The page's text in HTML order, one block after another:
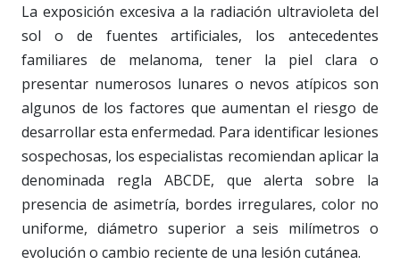
La exposición excesiva a la radiación ultravioleta del
sol o de fuentes artificiales, los antecedentes
familiares de melanoma, tener la piel clara o
presentar numerosos lunares o nevos atípicos son
algunos de los factores que aumentan el riesgo de
desarrollar esta enfermedad. Para identificar lesiones
sospechosas, los especialistas recomiendan aplicar la
denominada regla ABCDE, que alerta sobre la
presencia de asimetría, bordes irregulares, color no
uniforme, diámetro superior a seis milímetros o
evolución o cambio reciente de una lesión cutánea.